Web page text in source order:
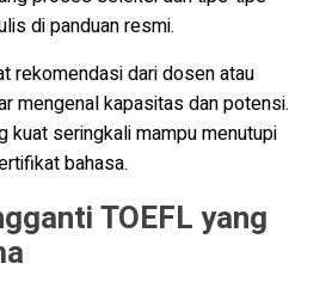
di panduan resmi.
rekomendasi dari dosen atau
mengenal kapasitas dan potensi.
kuat seringkali mampu menutupi
bahasa.
TOEFL yang